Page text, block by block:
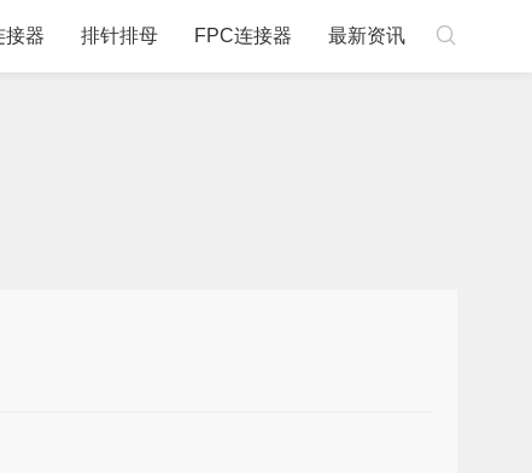

接器 排针排母 FPC连接器 最新资讯